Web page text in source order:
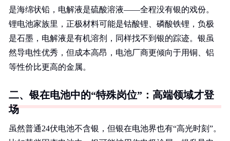
是海绵状铅，电解液是硫酸溶液——全程没有银的戏份。
锂电池家族里，正极材料可能是钴酸锂、磷酸铁锂，负极
是石墨，电解液是有机溶剂，同样找不到银的踪迹。银虽
然导电性优秀，但成本高昂，电池厂商更倾向于用铜、铝
等性价比更高的金属。
二、银在电池中的“特殊岗位”：高端领域才登
场
虽然普通24伏电池不含银，但银在电池界也有“高光时刻”。